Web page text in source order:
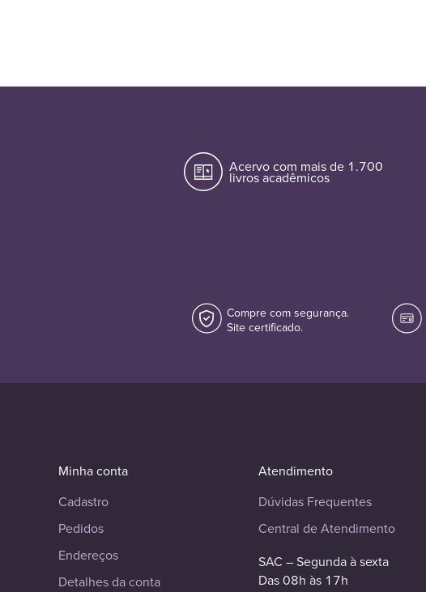
Acervo com mais de 1.700
livros acadêmicos
Compre com segurança.
Site certificado.
Minha conta
Cadastro
Pedidos
Endereços
Detalhes da conta
Atendimento
Dúvidas Frequentes
Central de Atendimento
SAC – Segunda à sexta
Das 08h às 17h